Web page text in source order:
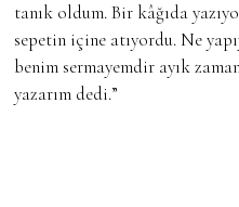
tanık oldum. Bir kâğıda
sepetin içine atıyordu. Ne
benim sermayemdir ayık
yazarım dedi.”